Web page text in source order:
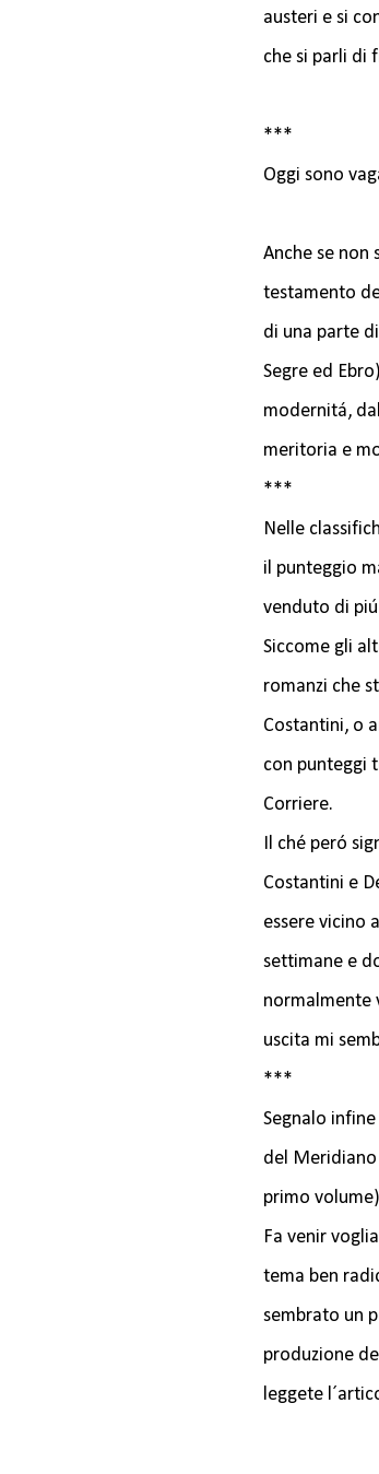
austeri e si
che si parli di
***
Oggi sono
Anche se
testamento
di una parte
Segre ed
modernitá,
meritoria e
***
Nelle
il punteggio
venduto di
Siccome gli
romanzi che
Costantini, o
con punteggi
Corriere.
Il ché peró
Costantini e
essere vicino
settimane e
normalmente
uscita mi
***
Segnalo
del Meridiano
primo
Fa venir
tema ben
sembrato un
produzione
leggete